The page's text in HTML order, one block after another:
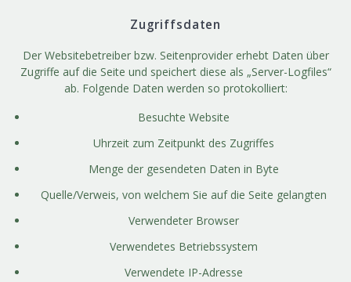
Zugriffsdaten
Der Websitebetreiber bzw. Seitenprovider erhebt Daten über
Zugriffe auf die Seite und speichert diese als „Server-Logfiles“
ab. Folgende Daten werden so protokolliert:
Besuchte Website
Uhrzeit zum Zeitpunkt des Zugriffes
Menge der gesendeten Daten in Byte
Quelle/Verweis, von welchem Sie auf die Seite gelangten
Verwendeter Browser
Verwendetes Betriebssystem
Verwendete IP-Adresse